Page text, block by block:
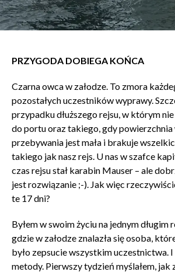
PRZYGODA DOBIEGA KOŃCA
Czarna owca w załodze. To zmora
pozostałych uczestników wyprawy.
przypadku dłuższego rejsu, w którym
do portu oraz takiego, gdy
przebywania jest mała i brakuje
takiego jak nasz rejs. U nas w szafce
czas rejsu stał karabin Mauser – ale
jest rozwiązanie ;-). Jak więc
te 17 dni?
Byłem w swoim życiu na jednym długim
gdzie w załodze znalazła się osoba,
było zepsucie wszystkim uczestnictwa. I
metody. Pierwszy tydzień myślałem, jak